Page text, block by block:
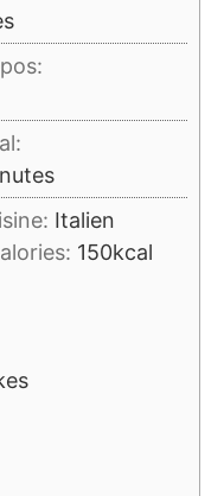
Italien
150kcal